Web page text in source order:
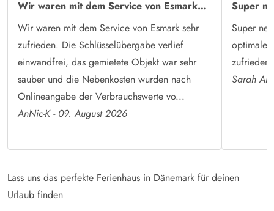
Wir waren mit dem Service von Esmark…
Wir waren mit dem Service von Esmark sehr
zufrieden. Die Schlüsselübergabe verlief
einwandfrei, das gemietete Objekt war sehr
sauber und die Nebenkosten wurden nach
Onlineangabe der Verbrauchswerte vo...
AnNic-K - 09. August 2026
Super
Super
optimale
zufrieden
Sarah
Lass uns das perfekte Ferienhaus in Dänemark für deinen
Urlaub finden